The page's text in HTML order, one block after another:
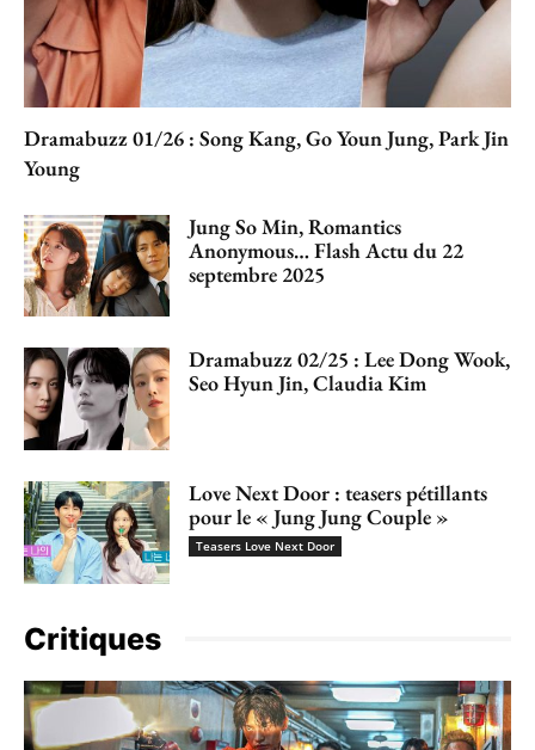
Dramabuzz 01/26 : Song Kang, Go Youn Jung, Park Jin
Young
Jung So Min, Romantics
Anonymous… Flash Actu du 22
septembre 2025
Dramabuzz 02/25 : Lee Dong Wook,
Seo Hyun Jin, Claudia Kim
Love Next Door : teasers pétillants
pour le « Jung Jung Couple »
Teasers Love Next Door
Critiques